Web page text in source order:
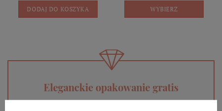
DODAJ DO KOSZYKA WYBIERZ
Eleganckie opakowanie gratis